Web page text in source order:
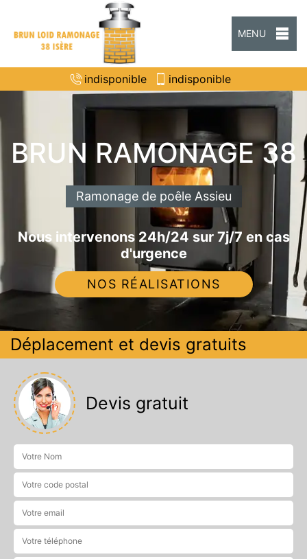
MENU
indisponible indisponible
BRUN RAMONAGE 38
Ramonage de poêle Assieu
Nous intervenons 24h/24 sur 7j/7 en cas
d'urgence
NOS RÉALISATIONS
Déplacement et devis gratuits
Devis gratuit